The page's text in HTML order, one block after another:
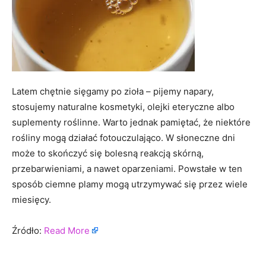
Latem chętnie sięgamy po zioła – pijemy napary,
stosujemy naturalne kosmetyki, olejki eteryczne albo
suplementy roślinne. Warto jednak pamiętać, że niektóre
rośliny mogą działać fotouczulająco. W słoneczne dni
może to skończyć się bolesną reakcją skórną,
przebarwieniami, a nawet oparzeniami. Powstałe w ten
sposób ciemne plamy mogą utrzymywać się przez wiele
miesięcy.
Źródło: Read More